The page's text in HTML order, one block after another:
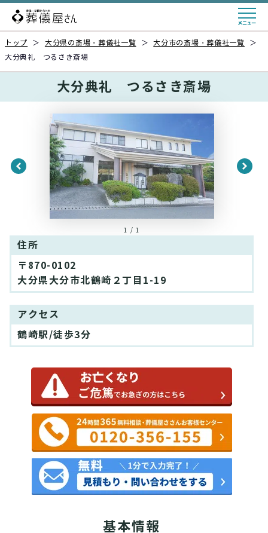
トップ ＞ 大分県の斎場・葬儀社一覧 ＞ 大分市の斎場・葬儀社一覧
＞
大分典礼 つるさき斎場
大分典礼 つるさき斎場
1 / 1
住所
〒870-0102
大分県大分市北鶴崎２丁目1-19
アクセス
鶴崎駅/徒歩3分
基本情報